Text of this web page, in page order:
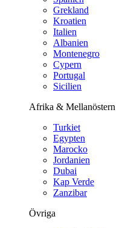
Grekland
Kroatien
Italien
Albanien
Montenegro
Cypern
Portugal
Sicilien
Afrika & Mellanöstern
Turkiet
Egypten
Marocko
Jordanien
Dubai
Kap Verde
Zanzibar
Övriga